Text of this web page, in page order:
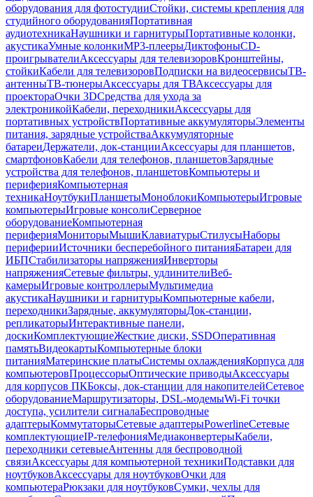
оборудования для фотостудииСтойки, системы крепления для
студийного оборудованияПортативная
аудиотехникаНаушники и гарнитурыПортативные колонки,
акустикаУмные колонкиMP3-плеерыДиктофоныCD-
проигрывателиАксессуары для телевизоровКронштейны,
стойкиКабели для телевизоровПодписки на видеосервисыТВ-
антенныТВ-тюнерыАксессуары для ТВАксессуары для
проектораОчки 3DСредства для ухода за
электроникойКабели, переходникиАксессуары для
портативных устройствПортативные аккумуляторыЭлементы
питания, зарядные устройстваАккумуляторные
батареиДержатели, док-станцииАксессуары для планшетов,
смартфоновКабели для телефонов, планшетовЗарядные
устройства для телефонов, планшетовКомпьютеры и
периферияКомпьютерная
техникаНоутбукиПланшетыМоноблокиКомпьютерыИгровые
компьютерыИгровые консолиСерверное
оборудованиеКомпьютерная
периферияМониторыМышиКлавиатурыСтилусыНаборы
периферииИсточники бесперебойного питанияБатареи для
ИБПСтабилизаторы напряженияИнверторы
напряженияСетевые фильтры, удлинителиВеб-
камерыИгровые контроллерыМультимедиа
акустикаНаушники и гарнитурыКомпьютерные кабели,
переходникиЗарядные, аккумуляторыДок-станции,
репликаторыИнтерактивные панели,
доскиКомплектующиеЖесткие диски, SSDОперативная
памятьВидеокартыКомпьютерные блоки
питанияМатеринские платыСистемы охлажденияКорпуса для
компьютеровПроцессорыОптические приводыАксессуары
для корпусов ПКБоксы, док-станции для накопителейСетевое
оборудованиеМаршрутизаторы, DSL-модемыWi-Fi точки
доступа, усилители сигналаБеспроводные
адаптерыКоммутаторыСетевые адаптерыPowerlineСетевые
комплектующиеIP-телефонияМедиаконвертерыКабели,
переходники сетевыеАнтенны для беспроводной
связиАксессуары для компьютерной техникиПодставки для
ноутбуковАксессуары для ноутбуковОчки для
компьютераРюкзаки для ноутбуковСумки, чехлы для